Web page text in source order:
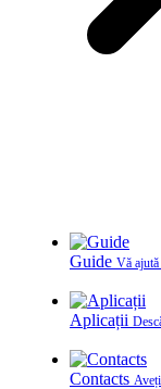
Guide Vă
Aplicații
Contacts